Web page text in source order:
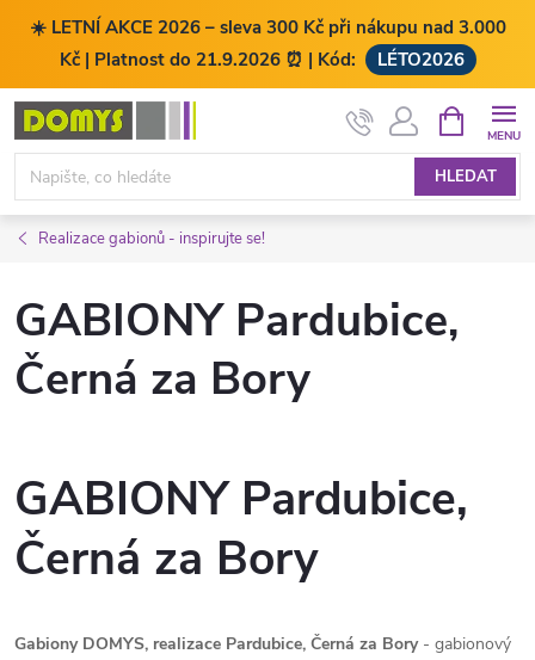
☀️ LETNÍ AKCE 2026 – sleva 300 Kč při nákupu nad 3.000
Kč | Platnost do 21.9.2026 ⏰ | Kód:
LÉTO2026
Přejít
obsah
HLEDAT
NÁKUPNÍ
KOŠÍK
Realizace gabionů - inspirujte se!
GABIONY Pardubice,
Černá za Bory
GABIONY Pardubice,
Černá za Bory
Gabiony DOMYS, realizace Pardubice, Černá za Bory - gabionový